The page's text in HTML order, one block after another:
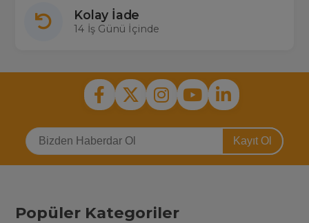
Kolay İade
14 İş Günü İçinde
Kayıt Ol
Popüler Kategoriler